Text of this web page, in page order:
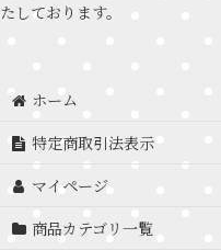
たしております。
ホーム
特定商取引法表示
マイページ
商品カテゴリ一覧